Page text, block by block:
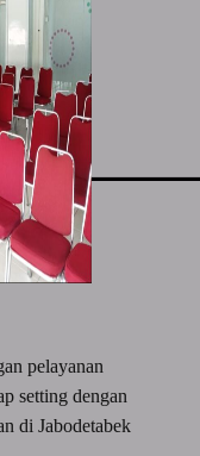
pelayanan
setting dengan
di Jabodetabek